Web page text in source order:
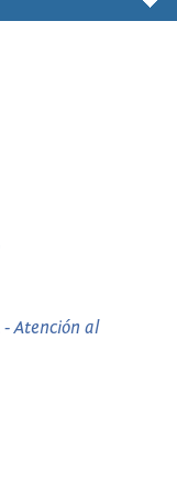
- Atención al